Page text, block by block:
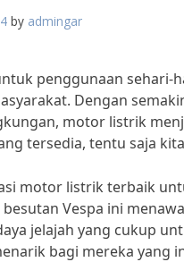
by admingar
penggunaan sehari-
Dengan
motor listrik
tersedia, tentu saja
motor listrik terbaik
Vespa ini
jelajah yang cukup
bagi mereka